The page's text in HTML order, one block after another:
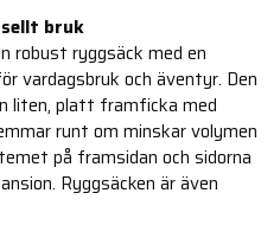
bruk
robust ryggsäck med en
vardagsbruk och äventyr. Den
liten, platt framficka med
runt om minskar volymen
på framsidan och sidorna
Ryggsäcken är även